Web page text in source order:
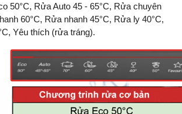
50°C, Rửa Auto 45 - 65°C, Rửa chuyên
60°C, Rửa nhanh 45°C, Rửa ly 40°C,
Yêu thích (rửa tráng).